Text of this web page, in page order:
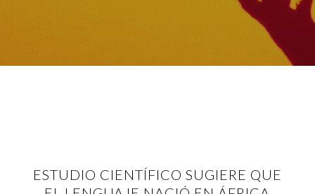
ESTUDIO CIENTÍFICO SUGIERE QUE